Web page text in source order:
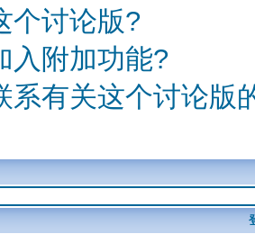
个讨论版?
入附加功能?
系有关这个讨论版